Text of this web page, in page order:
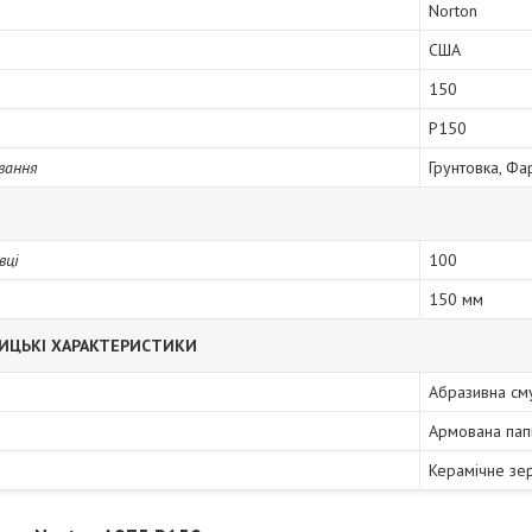
Norton
США
150
P150
Грунтовка,
100
150 мм
ХАРАКТЕРИСТИКИ
Абразивна
Армована
Керамічне